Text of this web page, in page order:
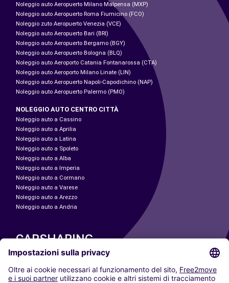
Noleggio auto Aeropuerto Milano Malpensa (MXP)
Noleggio auto Aeropuerto Roma Fiumicino (FCO)
Noleggio zuto Aeropuerto Venezia (VCE)
Noleggio auto Aeropuerto Bari (BRI)
Noleggio auto Aeropuerto Bergamo (BGY)
Noleggio auto Aeropuerto Bologna (BLQ)
Noleggio auto Aeroporto Catania Fontanarossa (CTA)
Noleggio auto Aeroporto Milano Linate (LIN)
Noleggio auto Aeropuerto Napoli-Capodichino (NAP)
Noleggio auto Aeropuerto Palermo (PMO)
NOLEGGIO AUTO CENTRO CITTÀ
Noleggio auto a Cassino
Noleggio auto a Aprilia
Noleggio auto a Latina
Noleggio auto a Spoleto
Noleggio auto a Alba
Noleggio auto a Imperia
Noleggio auto a Cormano
Noleggio auto a Varese
Noleggio auto a Arezzo
Noleggio auto a Andria
CARSHARING
LE NOSTRE CITTÀ
Paris
Madrid